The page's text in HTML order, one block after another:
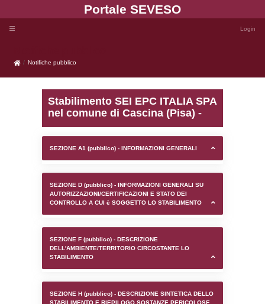
Portale
Notifiche pubblico
Notifiche pubblico
Stabilimento SEI EPC
nel comune di Cascina
SEZIONE A1 (pubblico) - INFORMAZIONI
SEZIONE D (pubblico) - INFORMAZIONI
AUTORIZZAZIONI/CERTIFICAZIONI E